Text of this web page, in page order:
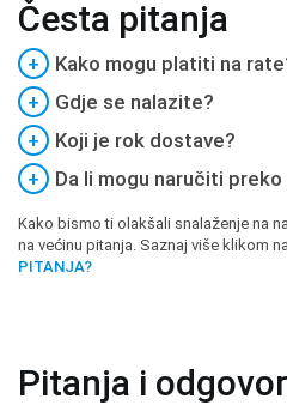
Česta pitanja
+
Kako mogu platiti na
+
Gdje se nalazite?
+
Koji je rok dostave?
+
Da li mogu naručiti
Kako bismo ti olakšali snalaženje na
na većinu pitanja. Saznaj više klikom
PITANJA?
Pitanja i